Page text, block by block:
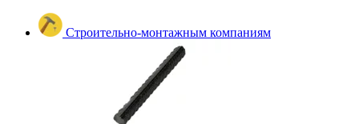
Строительно-монтажным компаниям